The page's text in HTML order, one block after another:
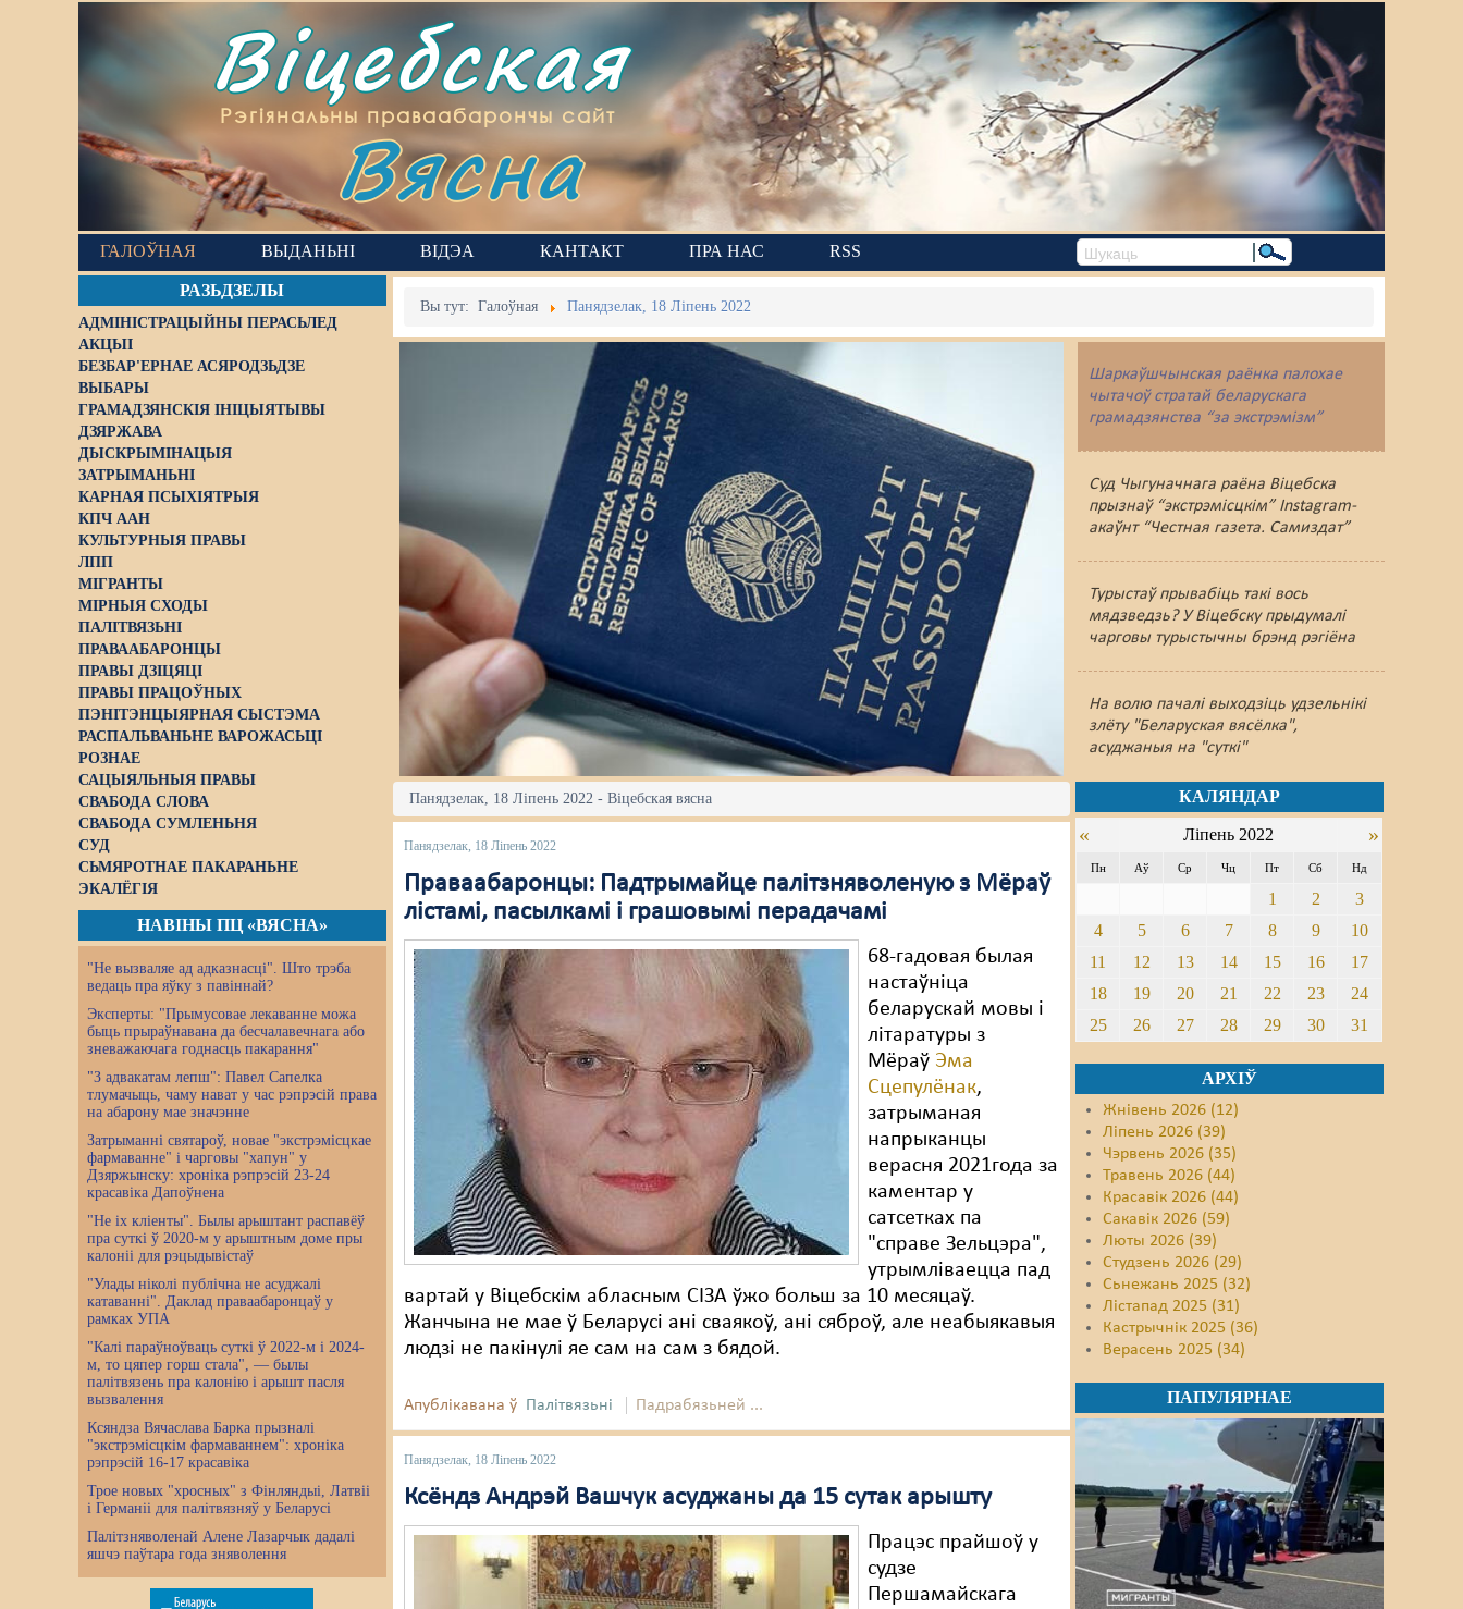
Віцебская
Рэгіянальны праваабарончы сайт
Вясна
ГАЛОЎНАЯ ВЫДАНЬНІ ВІДЭА КАНТАКТ ПРА НАС RSS
РАЗЬДЗЕЛЫ
АДМІНІСТРАЦЫЙНЫ ПЕРАСЬЛЕД
АКЦЫІ
БЕЗБАР'ЕРНАЕ АСЯРОДЗЬДЗЕ
ВЫБАРЫ
ГРАМАДЗЯНСКІЯ ІНІЦЫЯТЫВЫ
ДЗЯРЖАВА
ДЫСКРЫМІНАЦЫЯ
ЗАТРЫМАНЬНІ
КАРНАЯ ПСЫХІЯТРЫЯ
КПЧ ААН
КУЛЬТУРНЫЯ ПРАВЫ
ЛПП
МІГРАНТЫ
МІРНЫЯ СХОДЫ
ПАЛІТВЯЗЬНІ
ПРАВААБАРОНЦЫ
ПРАВЫ ДЗІЦЯЦІ
ПРАВЫ ПРАЦОЎНЫХ
ПЭНІТЭНЦЫЯРНАЯ СЫСТЭМА
РАСПАЛЬВАНЬНЕ ВАРОЖАСЬЦІ
РОЗНАЕ
САЦЫЯЛЬНЫЯ ПРАВЫ
СВАБОДА СЛОВА
СВАБОДА СУМЛЕНЬНЯ
СУД
СЬМЯРОТНАЕ ПАКАРАНЬНЕ
ЭКАЛЁГІЯ
НАВІНЫ ПЦ «ВЯСНА»
"Не вызваляе ад адказнасці". Што трэба
ведаць пра яўку з павіннай?
Эксперты: "Прымусовае лекаванне можа
быць прыраўнавана да бесчалавечнага або
зневажаючага годнасць пакарання"
"З адвакатам лепш": Павел Сапелка
тлумачыць, чаму нават у час рэпрэсій права
на абарону мае значэнне
Затрыманні святароў, новае "экстрэмісцкае
фармаванне" і чарговы "хапун" у
Дзяржынску: хроніка рэпрэсій 23-24
красавіка Дапоўнена
"Не іх кліенты". Былы арыштант распавёў
пра суткі ў 2020-м у арыштным доме пры
калоніі для рэцыдывістаў
"Улады ніколі публічна не асуджалі
катаванні". Даклад праваабаронцаў у
рамках УПА
"Калі параўноўваць суткі ў 2022-м і 2024-
м, то цяпер горш стала", — былы
палітвязень пра калонію і арышт пасля
вызвалення
Ксяндза Вячаслава Барка прызналі
"экстрэмісцкім фармаваннем": хроніка
рэпрэсій 16-17 красавіка
Трое новых "хросных" з Фінляндыі, Латвіі
і Германіі для палітвязняў у Беларусі
Палітзняволенай Алене Лазарчык дадалі
яшчэ паўтара года зняволення
Вы тут:Галоўная Панядзелак, 18 Ліпень 2022
Шаркаўшчынская раёнка палохае
чытачоў стратай беларускага
грамадзянства “за экстрэмізм”
Суд Чыгуначнага раёна Віцебска
прызнаў “экстрэмісцкім” Instagram-
акаўнт “Честная газета. Самиздат”
Турыстаў прывабіць такі вось
мядзведзь? У Віцебску прыдумалі
чарговы турыстычны брэнд рэгіёна
На волю пачалі выходзіць удзельнікі
злёту "Беларуская вясёлка",
асуджаныя на "суткі"
Панядзелак, 18 Ліпень 2022 - Віцебская вясна
Панядзелак, 18 Ліпень 2022
Праваабаронцы: Падтрымайце палітзняволеную з Мёраў
лістамі, пасылкамі і грашовымі перадачамі
68-гадовая былая
настаўніца
беларускай мовы і
літаратуры з
Мёраў Эма
Сцепулёнак,
затрыманая
напрыканцы
верасня 2021года за
каментар у
сатсетках па
"справе Зельцэра",
утрымліваецца пад
вартай у Віцебскім абласным СІЗА ўжо больш за 10 месяцаў.
Жанчына не мае ў Беларусі ані сваякоў, ані сяброў, але неабыякавыя
людзі не пакінулі яе сам на сам з бядой.
Апублікавана ў Палітвязьні Падрабязьней ...
Панядзелак, 18 Ліпень 2022
Ксёндз Андрэй Вашчук асуджаны да 15 сутак арышту
Працэс прайшоў у
судзе
Першамайскага
КАЛЯНДАР
« Ліпень 2022 »
Пн Аў Ср Чц Пт Сб Нд
1 2
3
4
5 6 7 8 9
10
11
12 13 14 15 16
17
18
19 20 21 22 23
24
25
26 27 28 29 30 31
АРХІЎ
Жнівень 2026 (12)
Ліпень 2026 (39)
Чэрвень 2026 (35)
Травень 2026 (44)
Красавік 2026 (44)
Сакавік 2026 (59)
Люты 2026 (39)
Студзень 2026 (29)
Сьнежань 2025 (32)
Лістапад 2025 (31)
Кастрычнік 2025 (36)
Верасень 2025 (34)
ПАПУЛЯРНАЕ